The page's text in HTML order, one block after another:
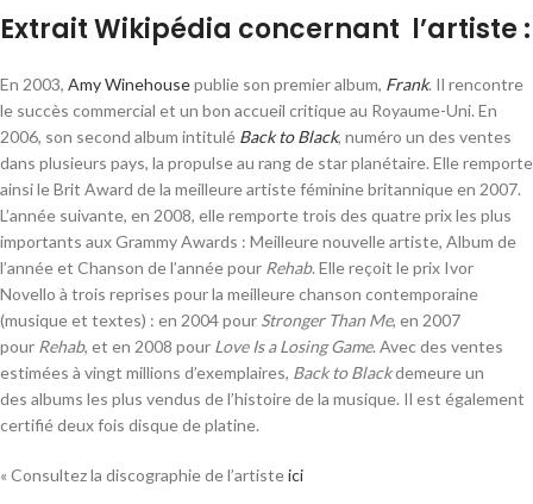
Extrait Wikipédia concernant l’artiste :
En 2003, Amy Winehousepublie son premier album, Frank. Il rencontre
le succès commercial et un bon accueil critique au Royaume-Uni. En
2006, son second album intitulé Back to Black, numéro un des ventes
dans plusieurs pays, la propulse au rang de star planétaire. Elle remporte
ainsi leBrit Award de la meilleure artiste féminine britannique en 2007.
L’année suivante, en 2008, elle remporte trois des quatre prix les plus
importants auxGrammy Awards : Meilleure nouvelle artiste, Album de
l’année et Chanson de l’année pour Rehab. Elle reçoit le prix Ivor
Novello à trois reprises pour la meilleure chanson contemporaine
(musique et textes) : en 2004 pour Stronger Than Me, en 2007
pour Rehab, et en 2008 pour Love Is a Losing Game. Avec des ventes
estimées à vingt millions d’exemplaires, Back to Blackdemeure un
des albums les plus vendus de l’histoire de la musique. Il est également
certifié deux fois disque de platine.
« Consultez la discographie de l’artisteici